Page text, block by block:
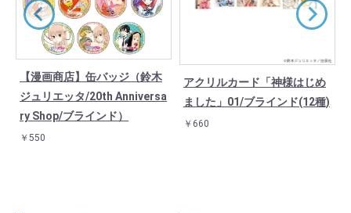
【漫画商店】缶バッジ（鈴木
ジュリエッタ/20th Anniversa
ry Shop/ブラインド）
￥550
アクリルカード「神様はじめ
ました」01/ブラインド(12種)
￥660